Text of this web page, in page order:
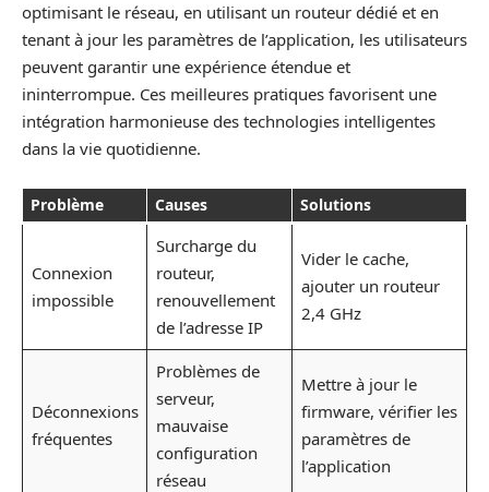
optimisant le réseau, en utilisant un routeur dédié et en
tenant à jour les paramètres de l’application, les utilisateurs
peuvent garantir une expérience étendue et
ininterrompue. Ces meilleures pratiques favorisent une
intégration harmonieuse des technologies intelligentes
dans la vie quotidienne.
Problème Causes Solutions
Connexion
impossible
Surcharge du
routeur,
renouvellement
de l’adresse IP
Vider le cache,
ajouter un routeur
2,4 GHz
Déconnexions
fréquentes
Problèmes de
serveur,
mauvaise
configuration
réseau
Mettre à jour le
firmware, vérifier les
paramètres de
l’application